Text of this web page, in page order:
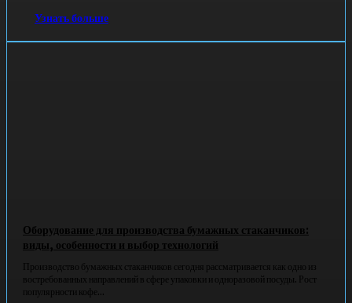
Узнать больше
Оборудование для производства бумажных стаканчиков:
виды, особенности и выбор технологий
Производство бумажных стаканчиков сегодня рассматривается как одно из
востребованных направлений в сфере упаковки и одноразовой посуды. Рост
популярности кофе...